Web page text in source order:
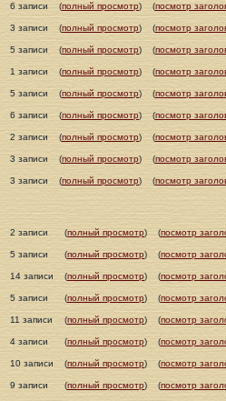
6 записи (полный просмотр) (посмотр
3 записи (полный просмотр) (посмотр
5 записи (полный просмотр) (посмотр
1 записи (полный просмотр) (посмотр
5 записи (полный просмотр) (посмотр
6 записи (полный просмотр) (посмотр
2 записи (полный просмотр) (посмотр
3 записи (полный просмотр) (посмотр
3 записи (полный просмотр) (посмотр
2 записи (полный просмотр) (посмотр
5 записи (полный просмотр) (посмотр
14 записи (полный просмотр) (посмотр
5 записи (полный просмотр) (посмотр
11 записи (полный просмотр) (посмотр
4 записи (полный просмотр) (посмотр
10 записи (полный просмотр) (посмотр
9 записи (полный просмотр) (посмотр